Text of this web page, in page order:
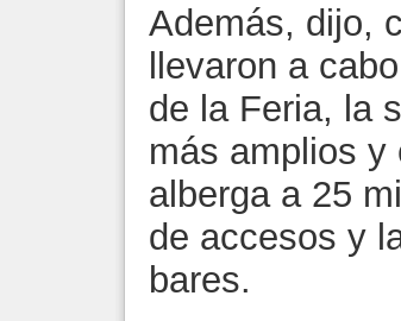
Además, dijo,
llevaron a
de la Feria, la
más amplios y
alberga a 25
de accesos y
bares.